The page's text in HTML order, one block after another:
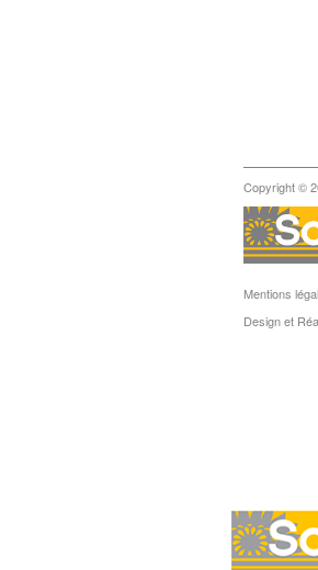
Copyright ©
Mentions
Design et